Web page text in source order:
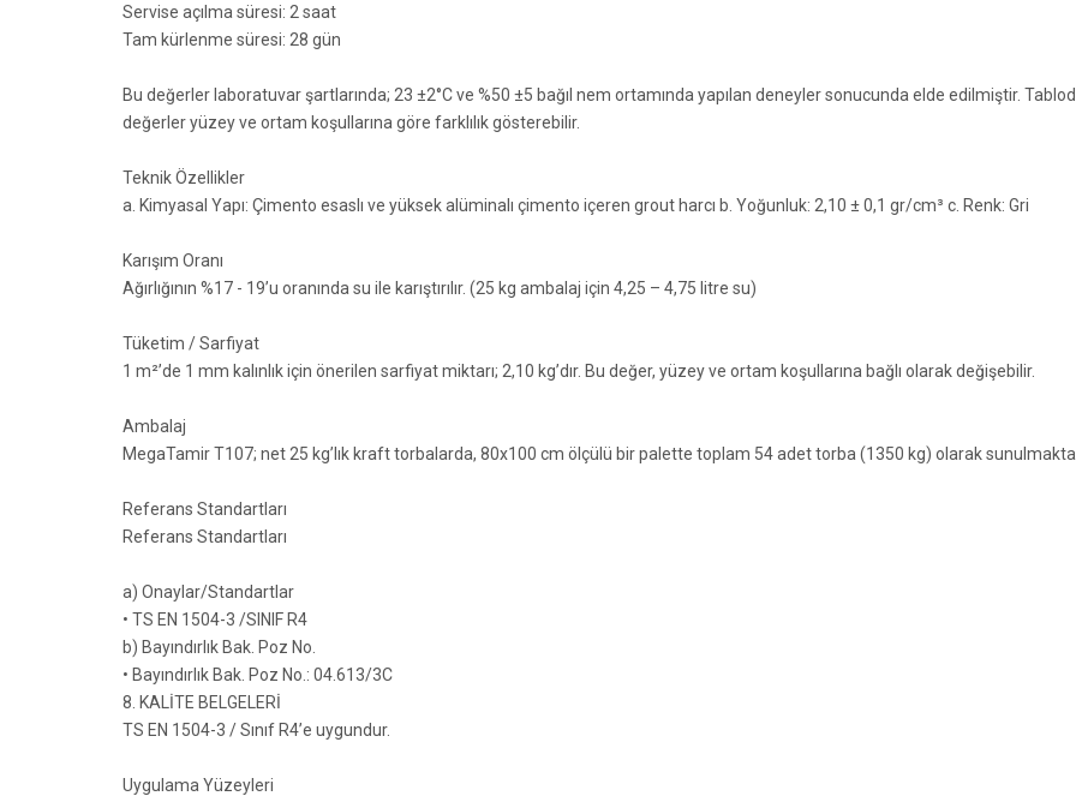
Servise açılma süresi: 2 saat
Tam kürlenme süresi: 28 gün
Bu değerler laboratuvar şartlarında; 23 ±2°C ve %50 ±5 bağıl nem ortamında yapılan deneyler sonucunda elde edilmiştir.
değerler yüzey ve ortam koşullarına göre farklılık gösterebilir.
Teknik Özellikler
a. Kimyasal Yapı: Çimento esaslı ve yüksek alüminalı çimento içeren grout harcı b. Yoğunluk: 2,10 ± 0,1 gr/cm³ c. Renk: Gri
Karışım Oranı
Ağırlığının %17 - 19’u oranında su ile karıştırılır. (25 kg ambalaj için 4,25 – 4,75 litre su)
Tüketim / Sarfiyat
1 m²’de 1 mm kalınlık için önerilen sarfiyat miktarı; 2,10 kg’dır. Bu değer, yüzey ve ortam koşullarına bağlı olarak değişebilir.
Ambalaj
MegaTamir T107; net 25 kg’lık kraft torbalarda, 80x100 cm ölçülü bir palette toplam 54 adet torba (1350 kg) olarak
Referans Standartları
Referans Standartları
a) Onaylar/Standartlar
• TS EN 1504-3 /SINIF R4
b) Bayındırlık Bak. Poz No.
• Bayındırlık Bak. Poz No.: 04.613/3C
8. KALİTE BELGELERİ
TS EN 1504-3 / Sınıf R4’e uygundur.
Uygulama Yüzeyleri